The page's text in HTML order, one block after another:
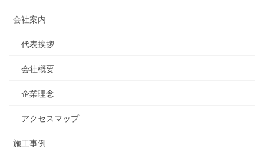
会社案内
代表挨拶
会社概要
企業理念
アクセスマップ
施工事例